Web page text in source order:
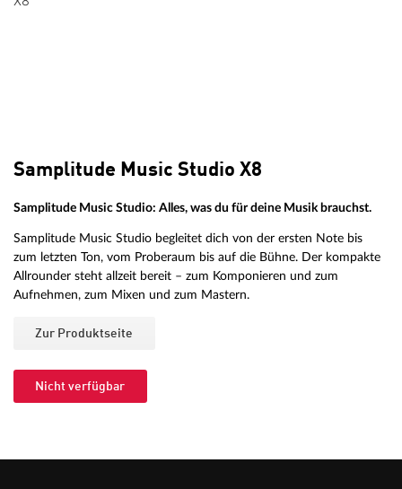
Samplitude Music Studio X8
Samplitude Music Studio: Alles, was du für deine Musik brauchst.
Samplitude Music Studio begleitet dich von der ersten Note bis
zum letzten Ton, vom Proberaum bis auf die Bühne. Der kompakte
Allrounder steht allzeit bereit – zum Komponieren und zum
Aufnehmen, zum Mixen und zum Mastern.
Zur Produktseite
Nicht verfügbar